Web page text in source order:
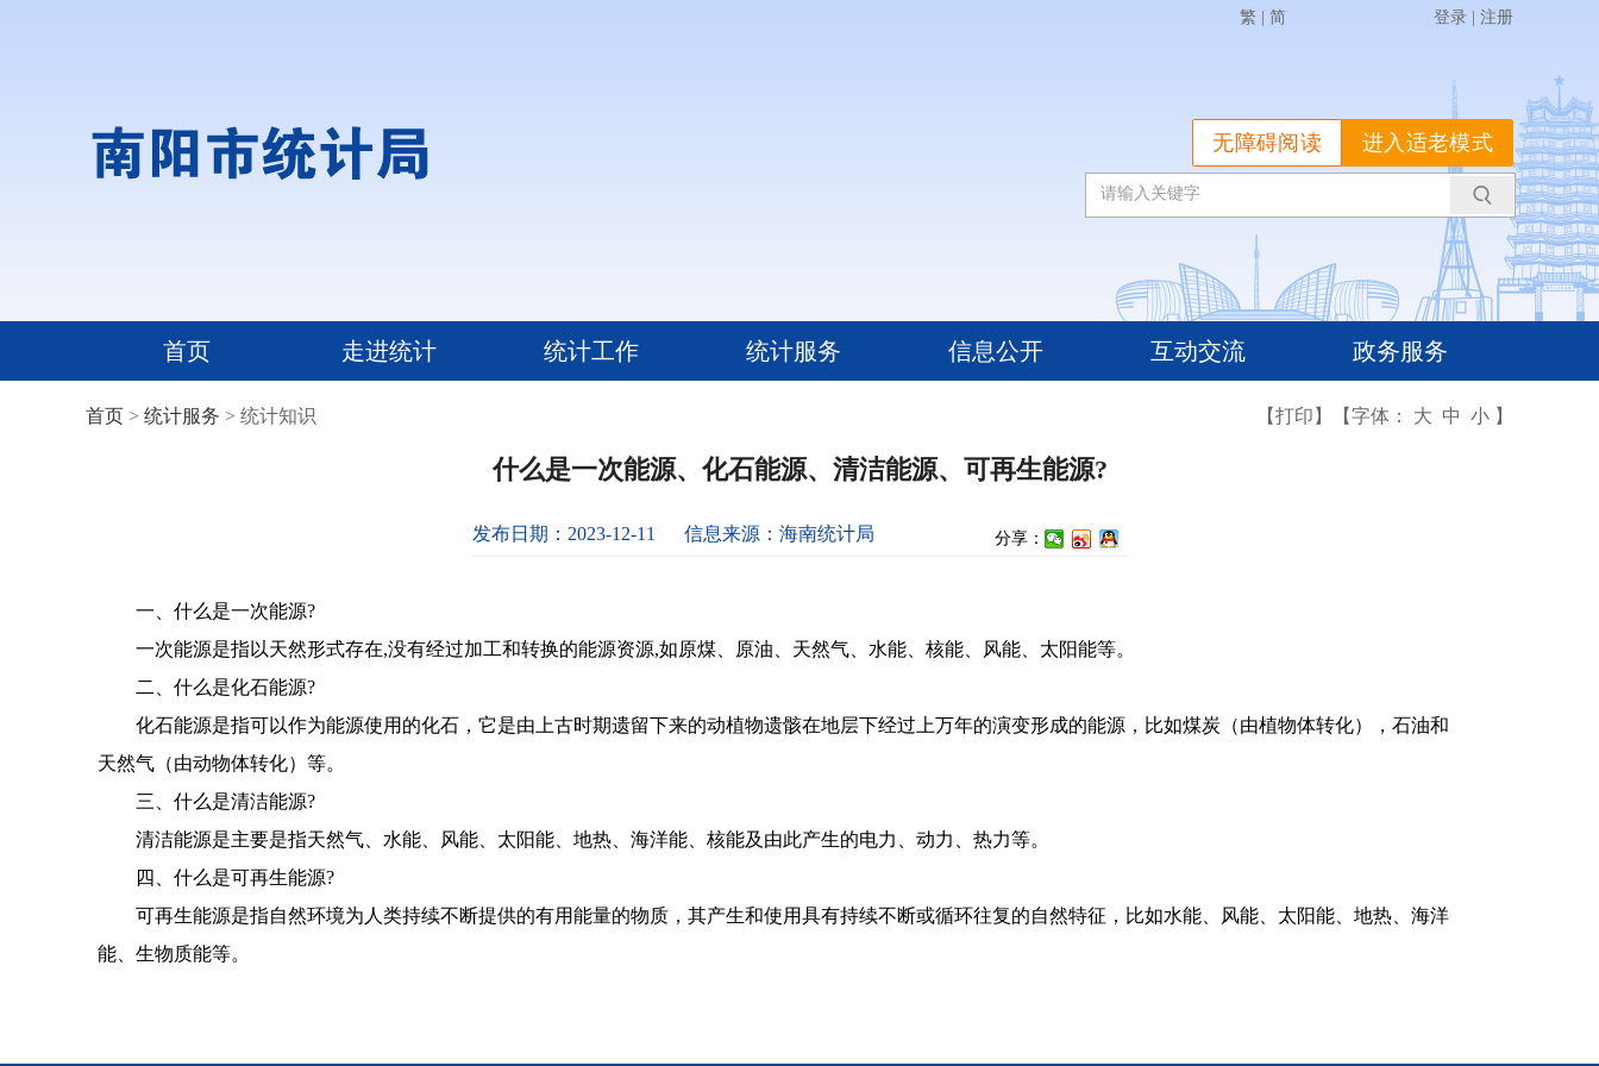
繁 简 登录 注册
进入适老模式
无障碍阅读
首页 走进统计 统计工作 统计服务 信息公开 互动交流 政务服务
首页 > 统计服务 > 统计知识 【打印】 【字体： 大 中 小 】
什么是一次能源、化石能源、清洁能源、可再生能源?
发布日期：2023-12-11 信息来源：海南统计局 分享：
一、什么是一次能源?
一次能源是指以天然形式存在,没有经过加工和转换的能源资源,如原煤、原油、天然气、水能、核能、风能、太阳能等。
二、什么是化石能源?
化石能源是指可以作为能源使用的化石，它是由上古时期遗留下来的动植物遗骸在地层下经过上万年的演变形成的能源，比如煤炭（由植物体转化），石油和
天然气（由动物体转化）等。
三、什么是清洁能源?
清洁能源是主要是指天然气、水能、风能、太阳能、地热、海洋能、核能及由此产生的电力、动力、热力等。
四、什么是可再生能源?
可再生能源是指自然环境为人类持续不断提供的有用能量的物质，其产生和使用具有持续不断或循环往复的自然特征，比如水能、风能、太阳能、地热、海洋
能、生物质能等。